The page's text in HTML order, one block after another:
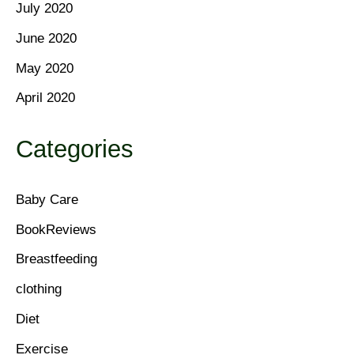
July 2020
June 2020
May 2020
April 2020
Categories
Baby Care
BookReviews
Breastfeeding
clothing
Diet
Exercise